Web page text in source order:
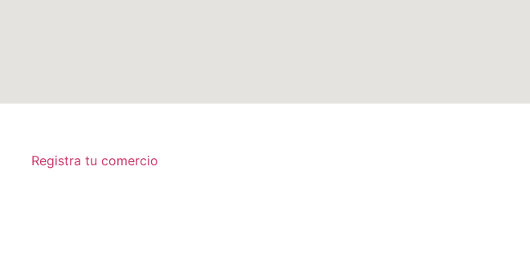
Registra tu comercio